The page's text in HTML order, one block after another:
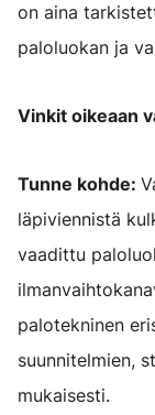
on aina
paloluokan ja
Vinkit oikeaan
Tunne kohde:
läpiviennistä
vaadittu
palotekninen
suunnitelmien,
mukaisesti.